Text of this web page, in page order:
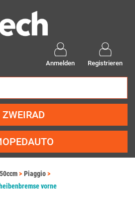
Anmelden Registrieren
ZWEIRAD
Piaggio
vorne